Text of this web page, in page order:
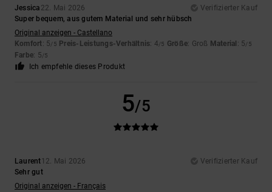
Jessica 22. Mai 2026
Verifizierter Kauf
Super bequem, aus gutem Material und sehr hübsch
Original anzeigen - Castellano
Komfort: 5/5 Preis-Leistungs-Verhältnis: 4/5 Größe: Groß Material : 5/5
Farbe: 5/5
Ich empfehle dieses Produkt
5/5
Laurent12. Mai 2026
Verifizierter Kauf
Sehr gut
Original anzeigen - Français